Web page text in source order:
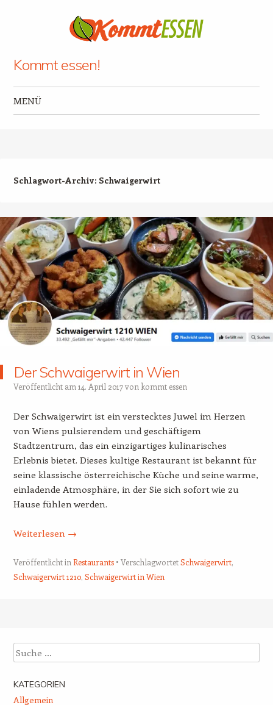
Kommt essen!
MENÜ
Schlagwort-Archiv: Schwaigerwirt
Der Schwaigerwirt in Wien
Veröffentlicht am 14. April 2017von kommt essen
Der Schwaigerwirt ist ein verstecktes Juwel im Herzen
von Wiens pulsierendem und geschäftigem
Stadtzentrum, das ein einzigartiges kulinarisches
Erlebnis bietet. Dieses kultige Restaurant ist bekannt für
seine klassische österreichische Küche und seine warme,
einladende Atmosphäre, in der Sie sich sofort wie zu
Hause fühlen werden.
Weiterlesen →
Veröffentlicht in Restaurants VerschlagwortetSchwaigerwirt,
Schwaigerwirt 1210, Schwaigerwirt in Wien
Suche
KATEGORIEN
Allgemein